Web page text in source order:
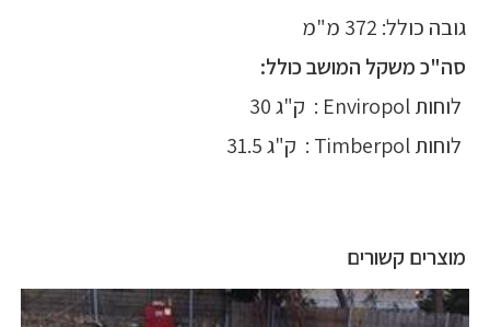
גובה כולל: 372 מ"מ
סה"כ משקל המושב כולל:
לוחות Enviropol : ק"ג 30
לוחות Timberpol : ק"ג 31.5
מוצרים קשורים